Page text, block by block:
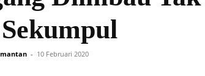
- 10 Februari 2020